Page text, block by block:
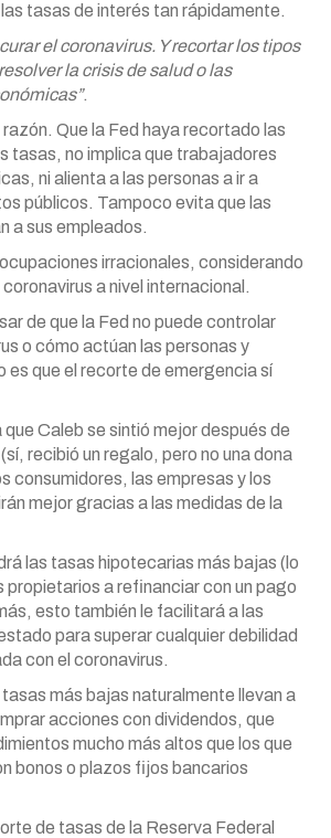
tasas de interés tan rápidamente.
el coronavirus. Y recortar los tipos
la crisis de salud o las
.
Que la Fed haya recortado las
tasas, no implica que trabajadores
ni alienta a las personas a ir a
públicos. Tampoco evita que las
a sus empleados.
irracionales, considerando
a nivel internacional.
de que la Fed no puede controlar
o cómo actúan las personas y
es que el recorte de emergencia sí
que Caleb se sintió mejor después de
recibió un regalo, pero no una dona
consumidores, las empresas y los
mejor gracias a las medidas de la
las tasas hipotecarias más bajas (lo
propietarios a refinanciar con un pago
esto también le facilitará a las
para superar cualquier debilidad
con el coronavirus.
más bajas naturalmente llevan a
acciones con dividendos, que
mucho más altos que los que
bonos o plazos fijos bancarios
de tasas de la Reserva Federal